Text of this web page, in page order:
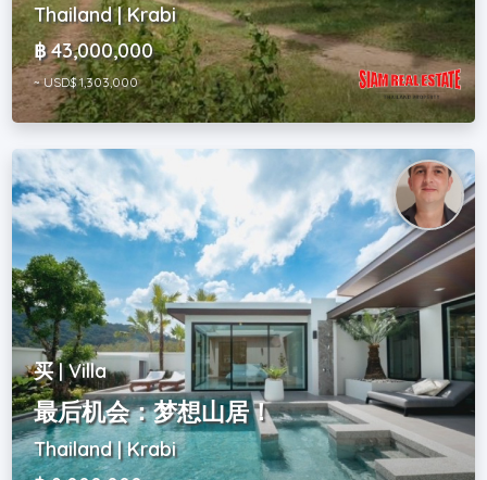
Thailand | Krabi
฿ 43,000,000
~ USD$ 1,303,000
买 | Villa
最后机会：梦想山居！
Thailand | Krabi